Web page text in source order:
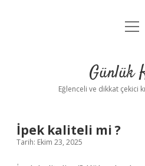
Yasal
Günlük
Eğlenceli ve dikkat çekici
İpek kaliteli mi ?
Tarih: Ekim 23, 2025